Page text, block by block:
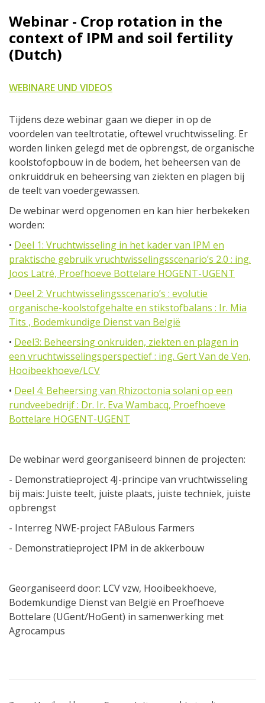
Webinar - Crop rotation in the
context of IPM and soil fertility
(Dutch)
WEBINARE UND VIDEOS
Tijdens deze webinar gaan we dieper in op de
voordelen van teeltrotatie, oftewel vruchtwisseling. Er
worden linken gelegd met de opbrengst, de organische
koolstofopbouw in de bodem, het beheersen van de
onkruiddruk en beheersing van ziekten en plagen bij
de teelt van voedergewassen.
De webinar werd opgenomen en kan hier herbekeken
worden:
• Deel 1: Vruchtwisseling in het kader van IPM en
praktische gebruik vruchtwisselingsscenario’s 2.0 : ing.
Joos Latré, Proefhoeve Bottelare HOGENT-UGENT
• Deel 2: Vruchtwisselingsscenario’s : evolutie
organische-koolstofgehalte en stikstofbalans : Ir. Mia
Tits , Bodemkundige Dienst van België
• Deel3: Beheersing onkruiden, ziekten en plagen in
een vruchtwisselingsperspectief : ing. Gert Van de Ven,
Hooibeekhoeve/LCV
• Deel 4: Beheersing van Rhizoctonia solani op een
rundveebedrijf : Dr. Ir. Eva Wambacq, Proefhoeve
Bottelare HOGENT-UGENT
De webinar werd georganiseerd binnen de projecten:
- Demonstratieproject 4J-principe van vruchtwisseling
bij mais: Juiste teelt, juiste plaats, juiste techniek, juiste
opbrengst
- Interreg NWE-project FABulous Farmers
- Demonstratieproject IPM in de akkerbouw
Georganiseerd door: LCV vzw, Hooibeekhoeve,
Bodemkundige Dienst van België en Proefhoeve
Bottelare (UGent/HoGent) in samenwerking met
Agrocampus